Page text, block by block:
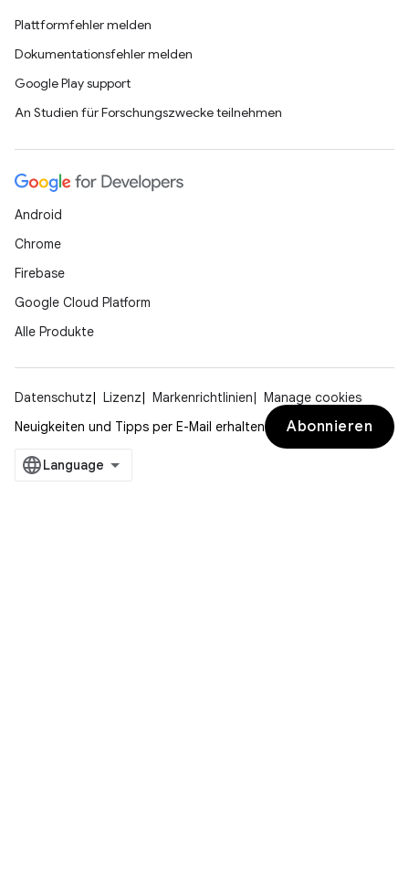
Plattformfehler melden
Dokumentationsfehler melden
Google Play support
An Studien für Forschungszwecke teilnehmen
Android
Chrome
Firebase
Google Cloud Platform
Alle Produkte
Datenschutz Lizenz Markenrichtlinien
Manage cookies
Neuigkeiten und Tipps per E-Mail erhalten
Abonnieren